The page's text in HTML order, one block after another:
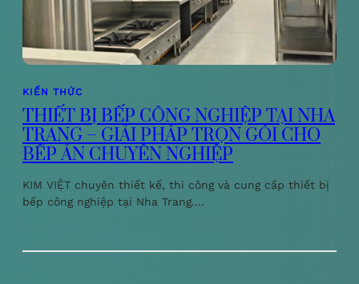
KIẾN THỨC
THIẾT BỊ BẾP CÔNG NGHIỆP TẠI NHA
TRANG – GIẢI PHÁP TRỌN GÓI CHO
BẾP ĂN CHUYÊN NGHIỆP
KIM VIỆT chuyên thiết kế, thi công và cung cấp thiết bị
bếp công nghiệp tại Nha Trang.…